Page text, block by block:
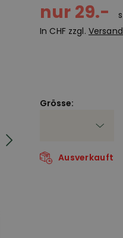
nur 29.-
In CHF zzgl.
Grösse:
Ausverkauft